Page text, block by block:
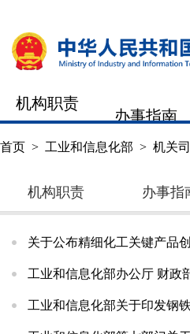
机构职责
办事指南
首页 > 工业和信息化部 > 机关
机构职责 办事指